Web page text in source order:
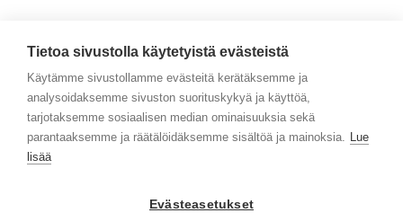
Yhteystiedot
Selaa tuotteita
Tietoa sivustolla käytetyistä evästeistä
Käytämme sivustollamme evästeitä kerätäksemme ja
analysoidaksemme sivuston suorituskykyä ja käyttöä,
tarjotaksemme sosiaalisen median ominaisuuksia sekä
parantaaksemme ja räätälöidäksemme sisältöä ja mainoksia. Lue
lisää
Evästeasetukset